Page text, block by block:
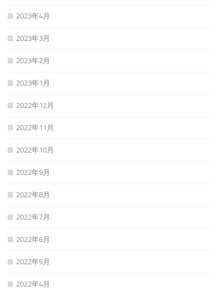
2023年4月
2023年3月
2023年2月
2023年1月
2022年12月
2022年11月
2022年10月
2022年9月
2022年8月
2022年7月
2022年6月
2022年5月
2022年4月